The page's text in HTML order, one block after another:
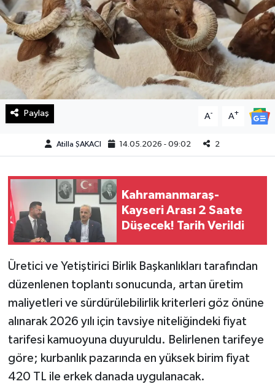
Paylaş A- A+
Atilla ŞAKACI 14.05.2026 - 09:02 2
Kahramanmaraş-
Kayseri Arası 2 Saate
Düşecek! Tarih Verildi
Üretici ve Yetiştirici Birlik Başkanlıkları tarafından
düzenlenen toplantı sonucunda, artan üretim
maliyetleri ve sürdürülebilirlik kriterleri göz önüne
alınarak 2026 yılı için tavsiye niteliğindeki fiyat
tarifesi kamuoyuna duyuruldu. Belirlenen tarifeye
göre; kurbanlık pazarında en yüksek birim fiyat
420 TL ile erkek danada uygulanacak.
Manşet Altı
Manşetler
Resmi İlan
Sağlık
Spor
Teknoloji
Yaşam
KAHRAMANMARAŞ